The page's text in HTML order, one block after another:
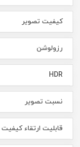
کیفیت تصویر
رزولوشن
HDR
نسبت تصویر
قابلیت ارتقاء